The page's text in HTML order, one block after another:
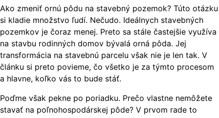
Ako zmeniť ornú pôdu na stavebný pozemok? Túto otázku
si kladie množstvo ľudí. Nečudo. Ideálnych stavebných
pozemkov je čoraz menej. Preto sa stále častejšie využíva
na stavbu rodinných domov bývalá orná pôda. Jej
transformácia na stavebnú parcelu však nie je len tak. V
článku si preto povieme, čo všetko je za týmto procesom
a hlavne, koľko vás to bude stáť.
Poďme však pekne po poriadku. Prečo vlastne nemôžete
stavať na poľnohospodárskej pôde? V prvom rade to